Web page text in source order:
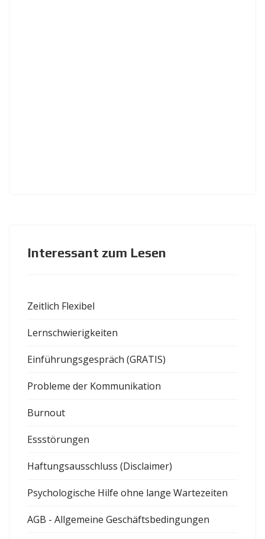
Interessant zum Lesen
Zeitlich Flexibel
Lernschwierigkeiten
Einführungsgespräch (GRATIS)
Probleme der Kommunikation
Burnout
Essstörungen
Haftungsausschluss (Disclaimer)
Psychologische Hilfe ohne lange Wartezeiten
AGB - Allgemeine Geschäftsbedingungen